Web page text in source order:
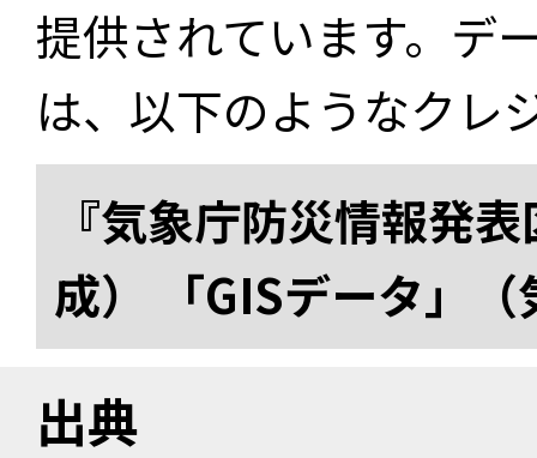
提供されています。デ
は、以下のようなクレ
『気象庁防災情報発
成） 「GISデータ」
出典